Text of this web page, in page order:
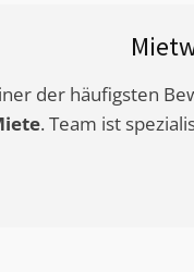
der häufigsten
. Team ist